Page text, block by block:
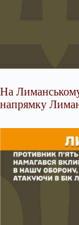
На
напрямку